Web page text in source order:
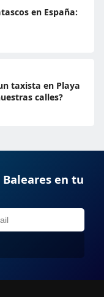
en España:
taxista en Playa
calles?
en tu